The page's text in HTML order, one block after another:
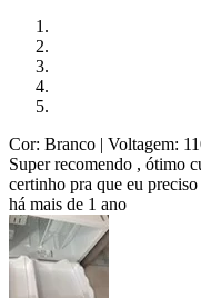
Cor: Branco | Voltagem:
Super recomendo , ótimo
certinho pra que eu preciso
há mais de 1 ano